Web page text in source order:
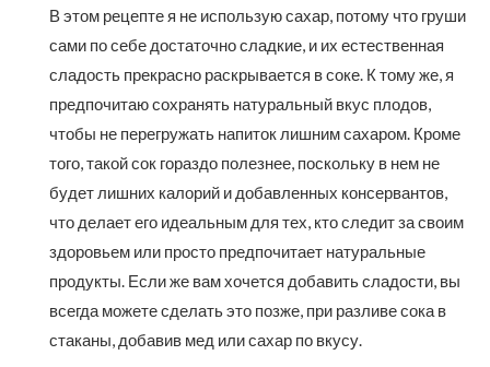
В этом рецепте я не использую сахар, потому что груши
сами по себе достаточно сладкие, и их естественная
сладость прекрасно раскрывается в соке. К тому же, я
предпочитаю сохранять натуральный вкус плодов,
чтобы не перегружать напиток лишним сахаром. Кроме
того, такой сок гораздо полезнее, поскольку в нем не
будет лишних калорий и добавленных консервантов,
что делает его идеальным для тех, кто следит за своим
здоровьем или просто предпочитает натуральные
продукты. Если же вам хочется добавить сладости, вы
всегда можете сделать это позже, при разливе сока в
стаканы, добавив мед или сахар по вкусу.